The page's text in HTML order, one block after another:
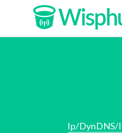
Ip/DynDNS/